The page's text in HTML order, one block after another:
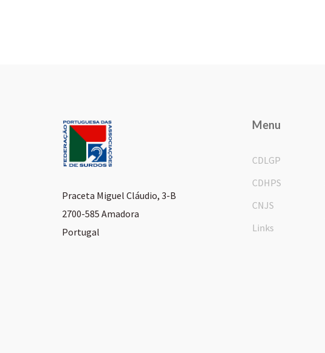
Praceta Miguel Cláudio, 3-B
2700-585 Amadora
Portugal
Menu
CDLGP
CDHPS
CNJS
Links